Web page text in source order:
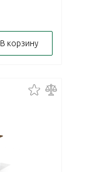
В корзину